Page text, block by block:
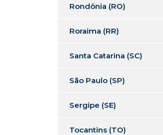
Rondônia (RO)
Roraima (RR)
Santa Catarina (SC)
São Paulo (SP)
Sergipe (SE)
Tocantins (TO)